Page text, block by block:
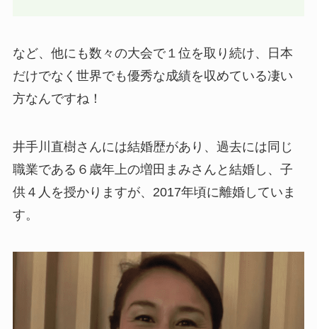
など、他にも数々の大会で１位を取り続け、日本
だけでなく世界でも優秀な成績を収めている凄い
方なんですね！
井手川直樹さんには結婚歴があり、過去には同じ
職業である６歳年上の増田まみさんと結婚し、子
供４人を授かりますが、2017年頃に離婚していま
す。